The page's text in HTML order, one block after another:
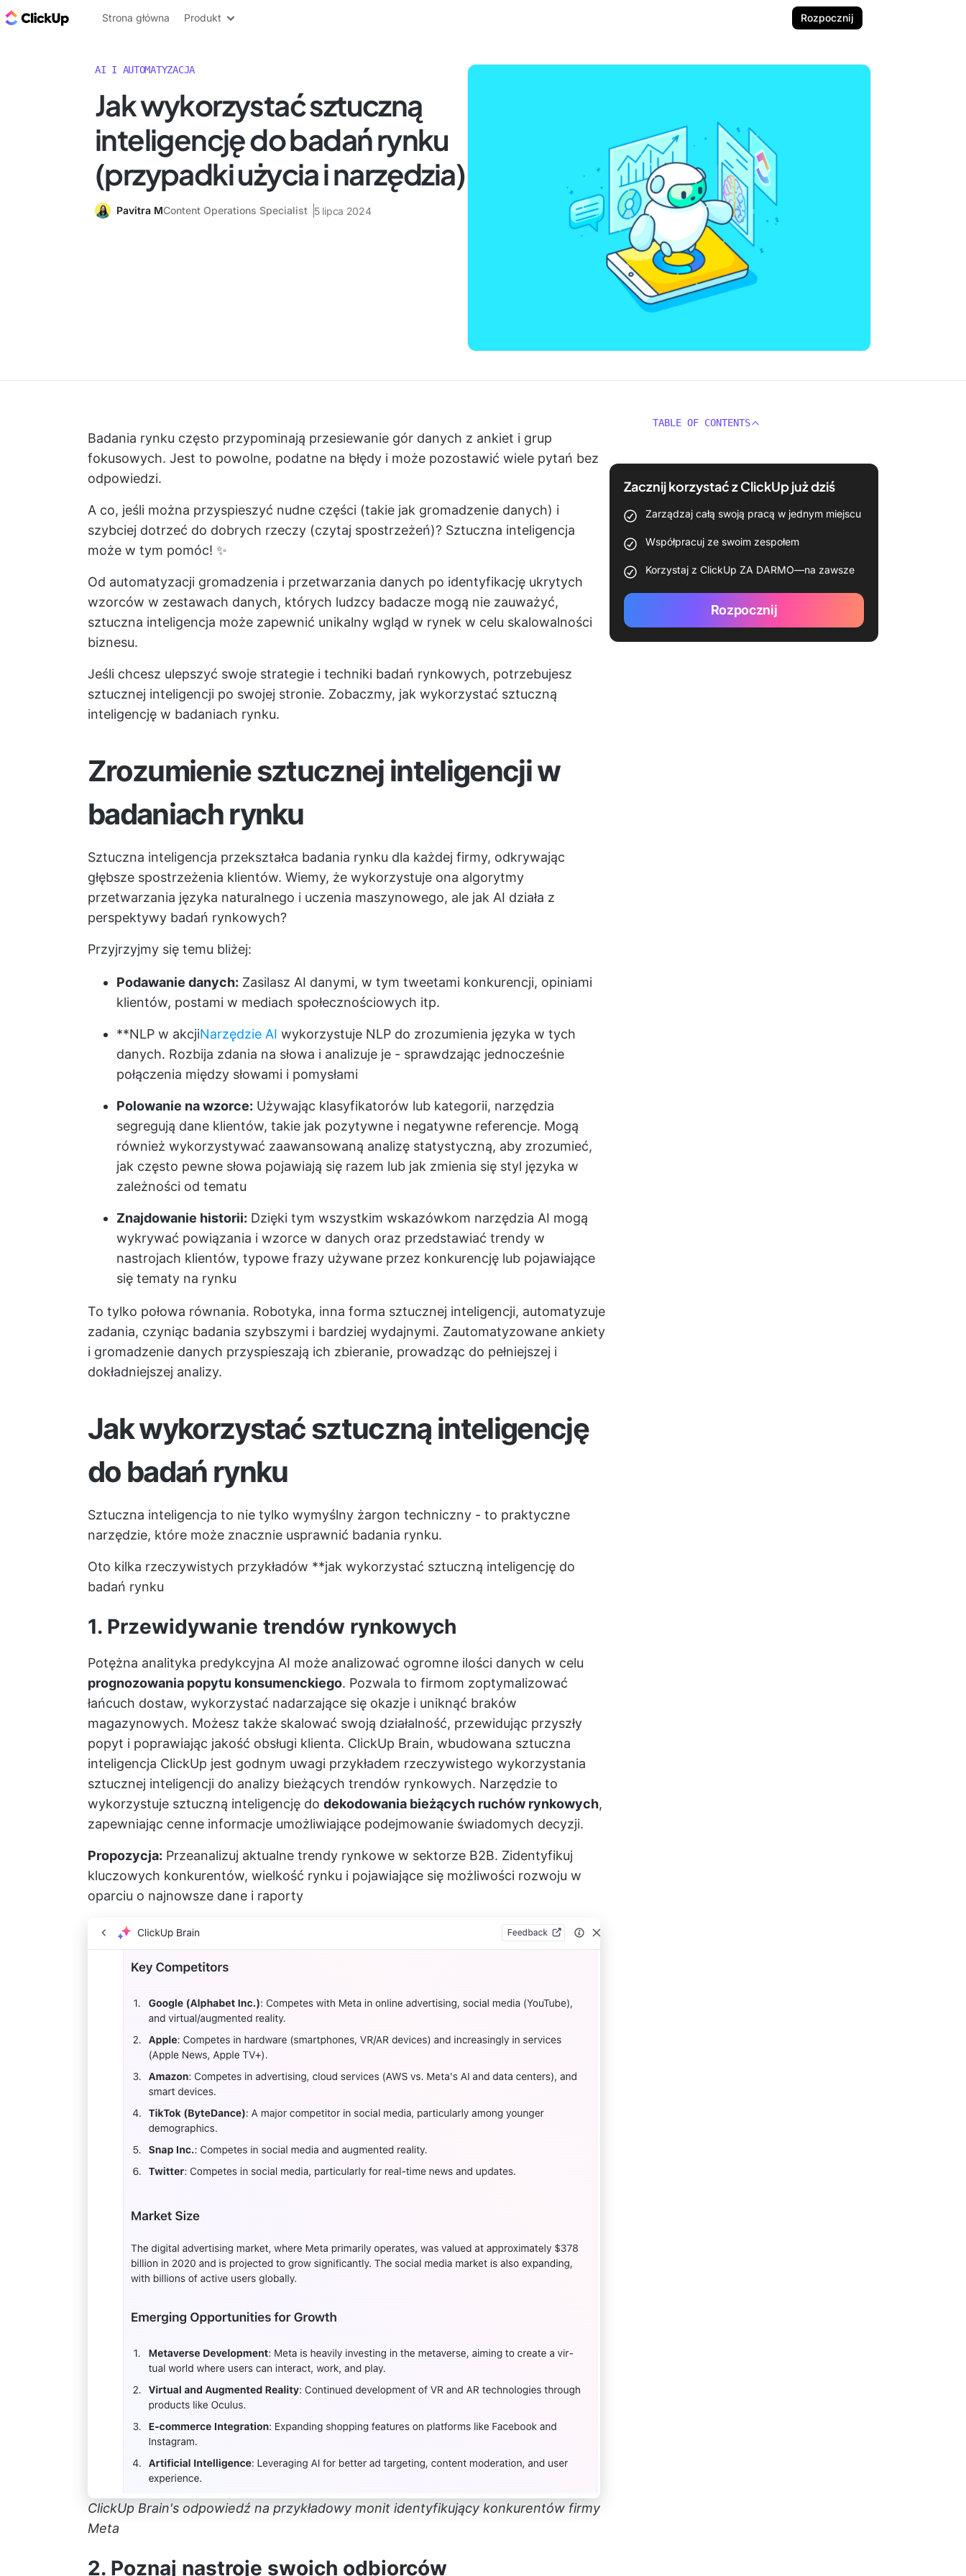
ClickUp Blog
Strona główna Produkt Rozpocznij
AI I AUTOMATYZACJA
Jak wykorzystać sztuczną
inteligencję do badań rynku
(przypadki użycia i narzędzia)
Pavitra MContent Operations Specialist 5 lipca 2024
Badania rynku często przypominają przesiewanie gór danych z ankiet i grup
fokusowych. Jest to powolne, podatne na błędy i może pozostawić wiele pytań bez
odpowiedzi.
A co, jeśli można przyspieszyć nudne części (takie jak gromadzenie danych) i
szybciej dotrzeć do dobrych rzeczy (czytaj spostrzeżeń)? Sztuczna inteligencja
może w tym pomóc! ✨
Od automatyzacji gromadzenia i przetwarzania danych po identyfikację ukrytych
wzorców w zestawach danych, których ludzcy badacze mogą nie zauważyć,
sztuczna inteligencja może zapewnić unikalny wgląd w rynek w celu skalowalności
biznesu.
Jeśli chcesz ulepszyć swoje strategie i techniki badań rynkowych, potrzebujesz
sztucznej inteligencji po swojej stronie. Zobaczmy, jak wykorzystać sztuczną
inteligencję w badaniach rynku.
Zrozumienie sztucznej inteligencji w
badaniach rynku
Sztuczna inteligencja przekształca badania rynku dla każdej firmy, odkrywając
głębsze spostrzeżenia klientów. Wiemy, że wykorzystuje ona algorytmy
przetwarzania języka naturalnego i uczenia maszynowego, ale jak AI działa z
perspektywy badań rynkowych?
Przyjrzyjmy się temu bliżej:
Podawanie danych: Zasilasz AI danymi, w tym tweetami konkurencji, opiniami
klientów, postami w mediach społecznościowych itp.
**NLP w akcjiNarzędzie AI wykorzystuje NLP do zrozumienia języka w tych
danych. Rozbija zdania na słowa i analizuje je - sprawdzając jednocześnie
połączenia między słowami i pomysłami
Polowanie na wzorce: Używając klasyfikatorów lub kategorii, narzędzia
segregują dane klientów, takie jak pozytywne i negatywne referencje. Mogą
również wykorzystywać zaawansowaną analizę statystyczną, aby zrozumieć,
jak często pewne słowa pojawiają się razem lub jak zmienia się styl języka w
zależności od tematu
Znajdowanie historii: Dzięki tym wszystkim wskazówkom narzędzia AI mogą
wykrywać powiązania i wzorce w danych oraz przedstawiać trendy w
nastrojach klientów, typowe frazy używane przez konkurencję lub pojawiające
się tematy na rynku
To tylko połowa równania. Robotyka, inna forma sztucznej inteligencji, automatyzuje
zadania, czyniąc badania szybszymi i bardziej wydajnymi. Zautomatyzowane ankiety
i gromadzenie danych przyspieszają ich zbieranie, prowadząc do pełniejszej i
dokładniejszej analizy.
Jak wykorzystać sztuczną inteligencję
do badań rynku
Sztuczna inteligencja to nie tylko wymyślny żargon techniczny - to praktyczne
narzędzie, które może znacznie usprawnić badania rynku.
Oto kilka rzeczywistych przykładów **jak wykorzystać sztuczną inteligencję do
badań rynku
1. Przewidywanie trendów rynkowych
Potężna analityka predykcyjna AI może analizować ogromne ilości danych w celu
prognozowania popytu konsumenckiego. Pozwala to firmom zoptymalizować
łańcuch dostaw, wykorzystać nadarzające się okazje i uniknąć braków
magazynowych. Możesz także skalować swoją działalność, przewidując przyszły
popyt i poprawiając jakość obsługi klienta. ClickUp Brain, wbudowana sztuczna
inteligencja ClickUp jest godnym uwagi przykładem rzeczywistego wykorzystania
sztucznej inteligencji do analizy bieżących trendów rynkowych. Narzędzie to
wykorzystuje sztuczną inteligencję do dekodowania bieżących ruchów rynkowych,
zapewniając cenne informacje umożliwiające podejmowanie świadomych decyzji.
Propozycja: Przeanalizuj aktualne trendy rynkowe w sektorze B2B. Zidentyfikuj
kluczowych konkurentów, wielkość rynku i pojawiające się możliwości rozwoju w
oparciu o najnowsze dane i raporty
ClickUp Brain's odpowiedź na przykładowy monit identyfikujący konkurentów firmy
Meta
2. Poznaj nastroje swoich odbiorców
TABLE OF CONTENTS
Zacznij korzystać z ClickUp już dziś
Zarządzaj całą swoją pracą w jednym miejscu
Współpracuj ze swoim zespołem
Korzystaj z ClickUp ZA DARMO—na zawsze
Rozpocznij